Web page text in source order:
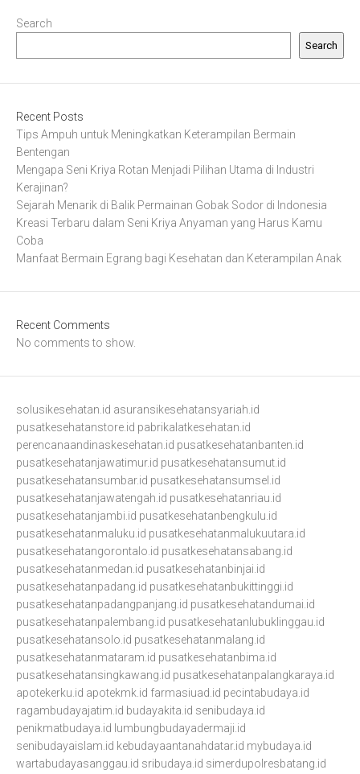
Search
Search
Recent Posts
Tips Ampuh untuk Meningkatkan Keterampilan Bermain
Bentengan
Mengapa Seni Kriya Rotan Menjadi Pilihan Utama di Industri
Kerajinan?
Sejarah Menarik di Balik Permainan Gobak Sodor di Indonesia
Kreasi Terbaru dalam Seni Kriya Anyaman yang Harus Kamu
Coba
Manfaat Bermain Egrang bagi Kesehatan dan Keterampilan Anak
Recent Comments
No comments to show.
solusikesehatan.id asuransikesehatansyariah.id
pusatkesehatanstore.id pabrikalatkesehatan.id
perencanaandinaskesehatan.id pusatkesehatanbanten.id
pusatkesehatanjawatimur.id pusatkesehatansumut.id
pusatkesehatansumbar.id pusatkesehatansumsel.id
pusatkesehatanjawatengah.id pusatkesehatanriau.id
pusatkesehatanjambi.id pusatkesehatanbengkulu.id
pusatkesehatanmaluku.id pusatkesehatanmalukuutara.id
pusatkesehatangorontalo.id pusatkesehatansabang.id
pusatkesehatanmedan.id pusatkesehatanbinjai.id
pusatkesehatanpadang.id pusatkesehatanbukittinggi.id
pusatkesehatanpadangpanjang.id pusatkesehatandumai.id
pusatkesehatanpalembang.id pusatkesehatanlubuklinggau.id
pusatkesehatansolo.id pusatkesehatanmalang.id
pusatkesehatanmataram.id pusatkesehatanbima.id
pusatkesehatansingkawang.id pusatkesehatanpalangkaraya.id
apotekerku.id apotekmk.id farmasiuad.id pecintabudaya.id
ragambudayajatim.id budayakita.id senibudaya.id
penikmatbudaya.id lumbungbudayadermaji.id
senibudayaislam.id kebudayaantanahdatar.id mybudaya.id
wartabudayasanggau.id sribudaya.id simerdupolresbatang.id